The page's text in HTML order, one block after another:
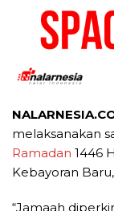
melaksanakan
Ramadan 1446
Kebayoran Baru,
“Jamaah